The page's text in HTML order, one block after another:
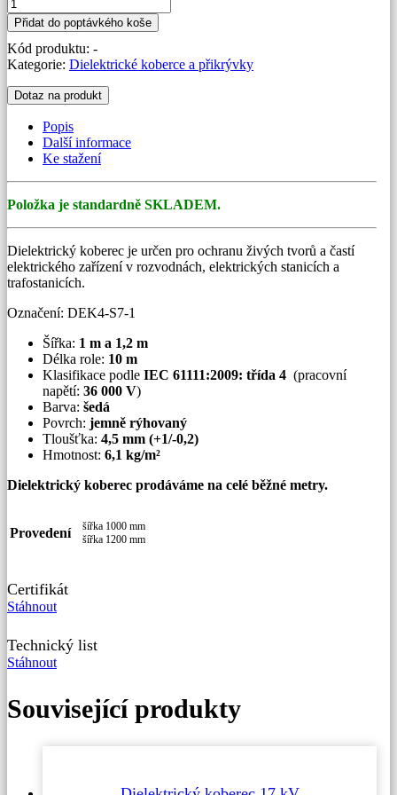
koberec
36
kV
množství
Přidat do poptávkého koše
Kód produktu: -
Kategorie: Dielektrické koberce a přikrývky
Dotaz na produkt
Popis
Další informace
Ke stažení
Položka je standardně SKLADEM.
Dielektrický koberec je určen pro ochranu živých tvorů a častí
elektrického zařízení v rozvodnách, elektrických stanicích a
trafostanicích.
Označení: DEK4-S7-1
Šířka: 1 m a 1,2 m
Délka role: 10 m
Klasifikace podle IEC 61111:2009: třída 4 (pracovní
napětí: 36 000 V)
Barva: šedá
Povrch: jemně rýhovaný
Tloušťka: 4,5 mm (+1/-0,2)
Hmotnost: 6,1 kg/m²
Dielektrický koberec prodáváme na celé běžné metry.
Provedení
šířka 1000 mm
šířka 1200 mm
Certifikát
Stáhnout
Technický list
Stáhnout
Související produkty